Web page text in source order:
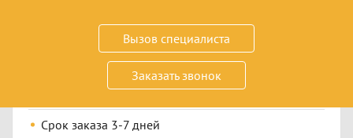
Вызов специалиста
Заказать звонок
Срок заказа 3-7 дней